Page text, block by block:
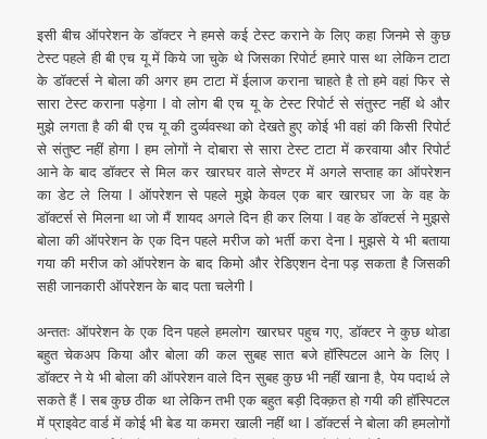
इसी बीच ऑपरेशन के डॉक्टर ने हमसे कई टेस्ट कराने के लिए कहा जिनमे से कुछ
टेस्ट पहले ही बी एच यू में किये जा चुके थे जिसका रिपोर्ट हमारे पास था लेकिन टाटा
के डॉक्टर्स ने बोला की अगर हम टाटा में ईलाज कराना चाहते है तो हमे वहां फिर से
सारा टेस्ट कराना पड़ेगा I वो लोग बी एच यू के टेस्ट रिपोर्ट से संतुस्ट नहीं थे और
मुझे लगता है की बी एच यू की दुर्व्यवस्था को देखते हुए कोई भी वहां की किसी रिपोर्ट
से संतुष्ट नहीं होगा I हम लोगों ने दोबारा से सारा टेस्ट टाटा में करवाया और रिपोर्ट
आने के बाद डॉक्टर से मिल कर खारघर वाले सेण्टर में अगले सप्ताह का ऑपरेशन
का डेट ले लिया I ऑपरेशन से पहले मुझे केवल एक बार खारघर जा के वह के
डॉक्टर्स से मिलना था जो मैं शायद अगले दिन ही कर लिया I वह के डॉक्टर्स ने मुझसे
बोला की ऑपरेशन के एक दिन पहले मरीज को भर्ती करा देना I मुझसे ये भी बताया
गया की मरीज को ऑपरेशन के बाद किमो और रेडिएशन देना पड़ सकता है जिसकी
सही जानकारी ऑपरेशन के बाद पता चलेगी I
अन्ततः ऑपरेशन के एक दिन पहले हमलोग खारघर पहुच गए, डॉक्टर ने कुछ थोडा
बहुत चेकअप किया और बोला की कल सुबह सात बजे हॉस्पिटल आने के लिए I
डॉक्टर ने ये भी बोला की ऑपरेशन वाले दिन सुबह कुछ भी नहीं खाना है, पेय पदार्थ ले
सकते हैं I सब कुछ ठीक था लेकिन तभी एक बहुत बड़ी दिक्क़त हो गयी की हॉस्पिटल
में प्राइवेट वार्ड में कोई भी बेड या कमरा खाली नहीं था I डॉक्टर्स ने बोला की हमलोगों